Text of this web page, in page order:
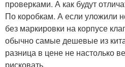
проверками. А как будут
По коробкам. А если уложили
без маркировки на корпусе
обычно самые дешевые из
разница в цене не настолько
рисковать.